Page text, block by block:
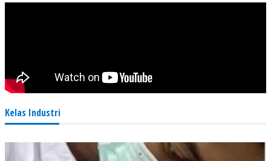
Kelas Industri